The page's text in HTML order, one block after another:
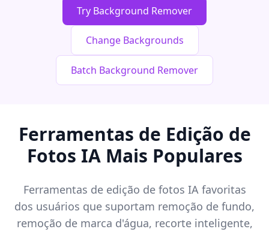
Try Background Remover
Change Backgrounds
Batch Background Remover
Ferramentas de Edição de
Fotos IA Mais Populares
Ferramentas de edição de fotos IA favoritas
dos usuários que suportam remoção de fundo,
remoção de marca d'água, recorte inteligente,